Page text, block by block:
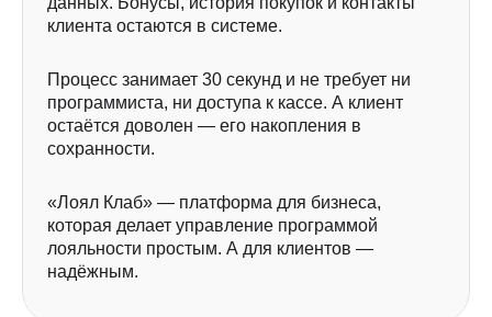
клиента остаются в системе.
Процесс занимает 30 секунд и не требует ни
программиста, ни доступа к кассе. А клиент
остаётся доволен — его накопления в
сохранности.
«Лоял Клаб» — платформа для бизнеса,
которая делает управление программой
лояльности простым. А для клиентов —
надёжным.
Покажем, сколько денег скрыто
в вашей клиентской базе
Забронируйте встречу, и мы настроим